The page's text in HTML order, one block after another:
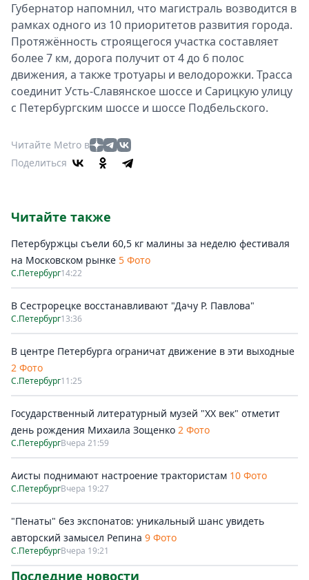
Губернатор напомнил, что магистраль возводится в
рамках одного из 10 приоритетов развития города.
Протяжённость строящегося участка составляет
более 7 км, дорога получит от 4 до 6 полос
движения, а также тротуары и велодорожки. Трасса
соединит Усть-Славянское шоссе и Сарицкую улицу
с Петербургским шоссе и шоссе Подбельского.
Читайте Metro в
Поделиться
Читайте также
Петербуржцы съели 60,5 кг малины за неделю фестиваля
на Московском рынке 5 Фото
С.Петербург14:22
В Сестрорецке восстанавливают "Дачу Р. Павлова"
С.Петербург13:36
В центре Петербурга ограничат движение в эти выходные
2 Фото
С.Петербург11:25
Государственный литературный музей "ХХ век" отметит
день рождения Михаила Зощенко 2 Фото
С.ПетербургВчера 21:59
Аисты поднимают настроение трактористам 10 Фото
С.ПетербургВчера 19:27
"Пенаты" без экспонатов: уникальный шанс увидеть
авторский замысел Репина 9 Фото
С.ПетербургВчера 19:21
Последние новости